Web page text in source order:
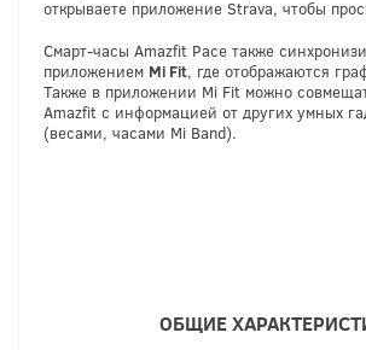
открываете приложение Strava, чтобы
Смарт-часы Amazfit Расе также
приложением Mi Fit, где отображаются
Также в приложении Mi Fit можно
Amazfit с информацией от других умных
(весами, часами Mi Band).
ОБЩИЕ